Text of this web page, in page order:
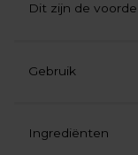
Dit zijn de
Gebruik
Ingrediënten